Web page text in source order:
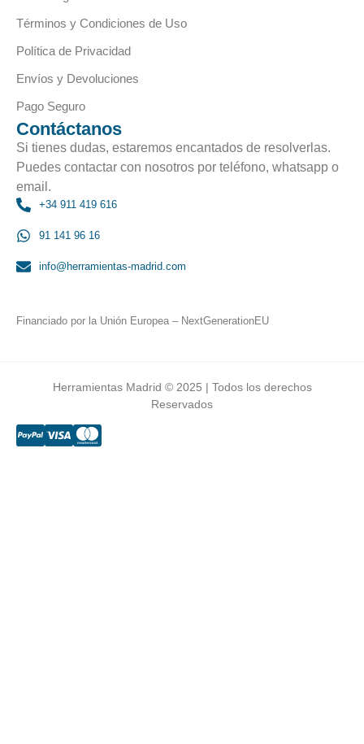
Términos y Condiciones de Uso
Política de Privacidad
Envíos y Devoluciones
Pago Seguro
Contáctanos
Si tienes dudas, estaremos encantados de resolverlas.
Puedes contactar con nosotros por teléfono, whatsapp o
email.
+34 911 419 616
91 141 96 16
info@herramientas-madrid.com
Financiado por la Unión Europea – NextGenerationEU
Herramientas Madrid © 2025 | Todos los derechos
Reservados